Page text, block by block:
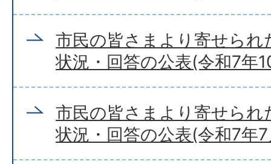
市民の皆さまより寄せられ
状況・回答の公表(令和7年
市民の皆さまより寄せられ
状況・回答の公表(令和7年